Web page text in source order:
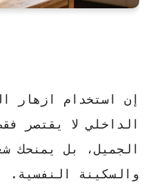
إن استخدام ازهار
الداخلي لا يقتصر
الجميل، بل يمنحك
والسكينة النفسية.